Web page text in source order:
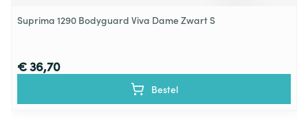
Suprima 1290 Bodyguard Viva Dame Zwart S
€ 36,70
Bestel